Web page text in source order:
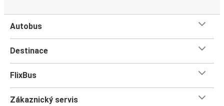
Autobus
Destinace
FlixBus
Zákaznický servis